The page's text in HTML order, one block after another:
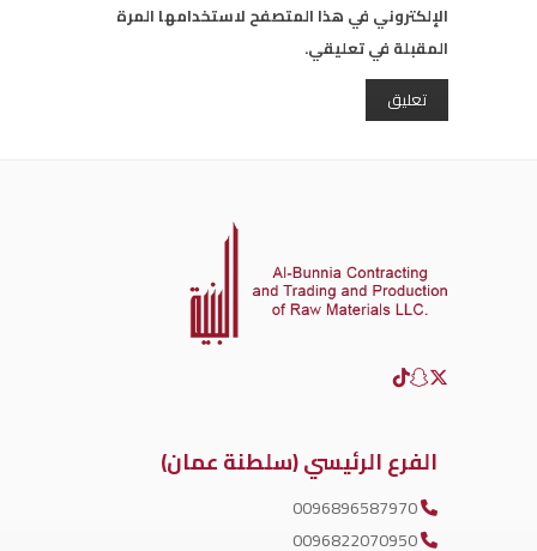
الإلكتروني في هذا المتصفح لاستخدامها المرة
المقبلة في تعليقي.
الفرع الرئيسي (سلطنة عمان)